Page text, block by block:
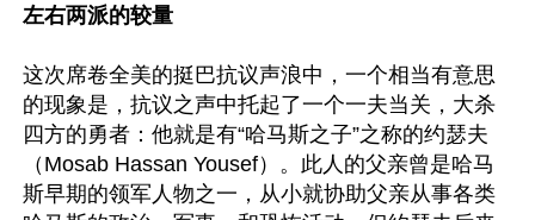
左右两派的较量
这次席卷全美的挺巴抗议声浪中，一个相当有意思
的现象是，抗议之声中托起了一个一夫当关，大杀
四方的勇者：他就是有“哈马斯之子”之称的约瑟夫
（Mosab Hassan Yousef）。此人的父亲曾是哈马
斯早期的领军人物之一，从小就协助父亲从事各类